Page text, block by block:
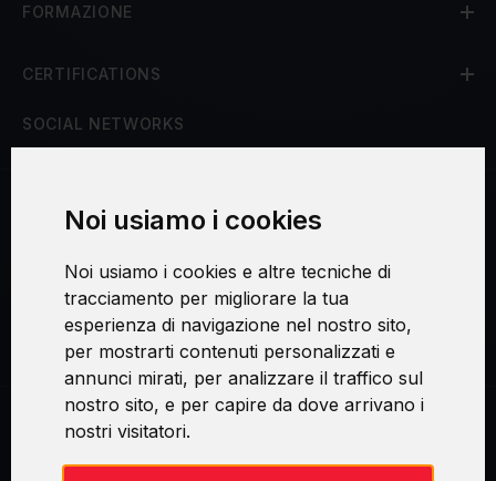
Noi usiamo i cookies
Noi usiamo i cookies e altre tecniche di
tracciamento per migliorare la tua
esperienza di navigazione nel nostro sito,
per mostrarti contenuti personalizzati e
annunci mirati, per analizzare il traffico sul
nostro sito, e per capire da dove arrivano i
nostri visitatori.
FORMAZIONE
CERTIFICATIONS
SOCIAL NETWORKS
Procedura di reclamo
Consenso al trattamento dei dati personali
Sicurezza e privacy
Swirl logoTM je ochranná známka společnosti AXELOS Limited. ITIL®
je registrovanou ochrannou známkou AXELOS Limited. PRINCE2® je